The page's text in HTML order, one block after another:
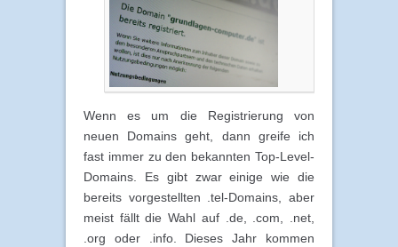
Wenn es um die Registrierung von
neuen Domains geht, dann greife ich
fast immer zu den bekannten Top-Level-
Domains. Es gibt zwar einige wie die
bereits vorgestellten .tel-Domains, aber
meist fällt die Wahl auf .de, .com, .net,
.org oder .info. Dieses Jahr kommen